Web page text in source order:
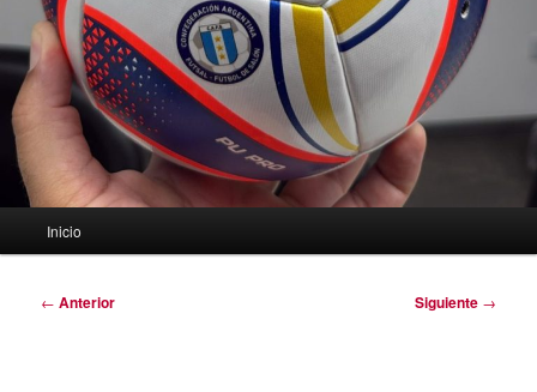
Inicio
Navegación
← Anterior Siguiente →